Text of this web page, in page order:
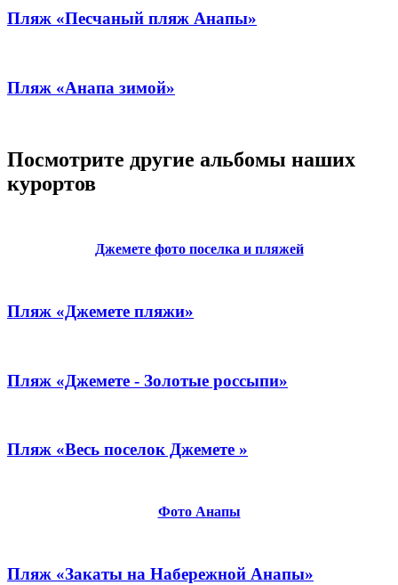
Пляж «Песчаный пляж Анапы»
Пляж «Анапа зимой»
Посмотрите другие альбомы наших
курортов
Джемете фото поселка и пляжей
Пляж «Джемете пляжи»
Пляж «Джемете - Золотые россыпи»
Пляж «Весь поселок Джемете »
Фото Анапы
Пляж «Закаты на Набережной Анапы»